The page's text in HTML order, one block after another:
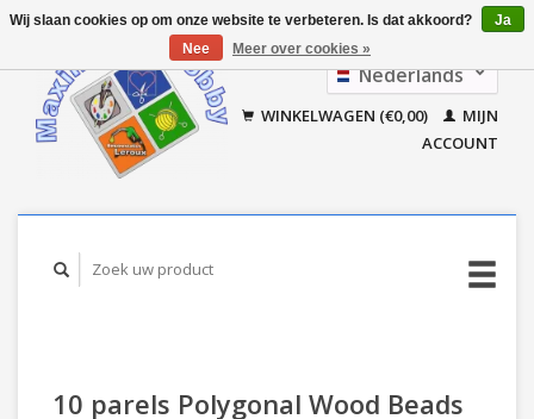
Nederlands
Français
WINKELWAGEN (€0,00)
MIJN
ACCOUNT
10 parels Polygonal Wood Beads
Wij slaan cookies op om onze website te verbeteren. Is dat akkoord?
Ja
Nee
Meer over cookies »